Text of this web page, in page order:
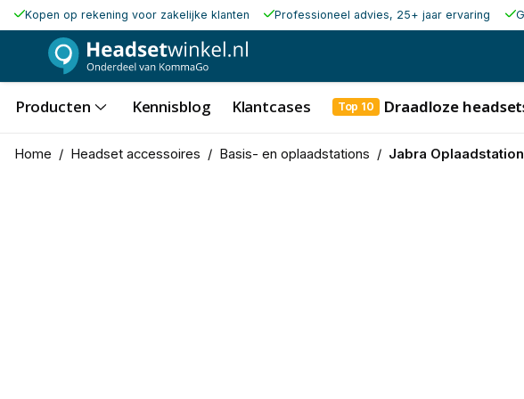
Kopen op rekening voor zakelijke klanten Professioneel advies, 25+ jaar ervaring
Producten Kennisblog Klantcases Top 10 Draadloze
Home / Headset accessoires / Basis- en oplaadstations / Jabra Oplaadstation